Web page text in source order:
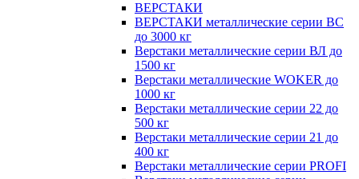
ВЕРСТАКИ
ВЕРСТАКИ металлические серии ВС
до 3000 кг
Верстаки металлические серии ВЛ до
1500 кг
Верстаки металлические WOKER до
1000 кг
Верстаки металлические серии 22 до
500 кг
Верстаки металлические серии 21 до
400 кг
Верстаки металлические серии PROFI